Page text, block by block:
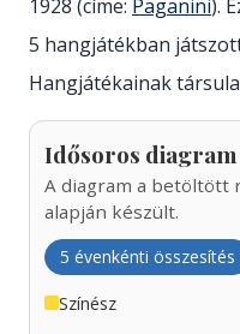
1928 (címe: Paganini).
5 hangjátékban
Hangjátékainak
Idősoros diagram
A diagram a betöltött
alapján készült.
5 évenkénti összesítés
Színész